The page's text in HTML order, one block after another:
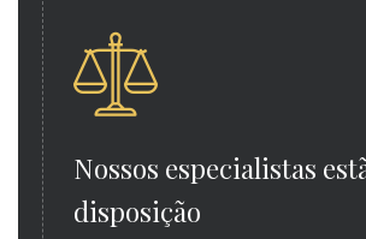
Nossos especialistas
disposição